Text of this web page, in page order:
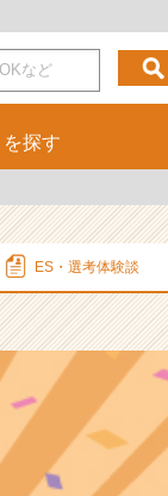
を探す
ES・選考体験談